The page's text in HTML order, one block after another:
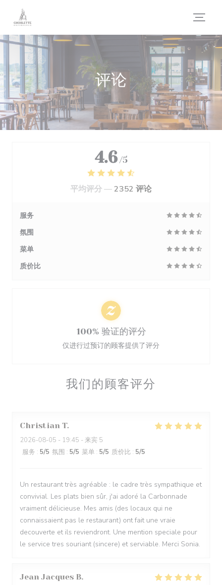
Cookie管理面板
评论
我们的顾客评分
Christian T
2026-08-05 - 19:45 - 来宾 5
服务 : 5/5 氛围 : 5/5 菜单 : 5/5 质价比 : 5/5
Un restaurant très agréable : le cadre très sympathique et
convivial. Les plats bien sûr, j'ai adoré la Carbonnade
vraiment délicieuse. Mes amis (des locaux qui ne
connaissaient pas le restaurant) ont fait une vraie
decouverte et ils reviendront. Une mention speciale pour
le service tres souriant (sincere) et serviable. Merci Sonia.
Jean Jacques B
4.6 /5
平均评分 —2352 评论
服务
氛围
菜单
质价比
100% 验证的评分
仅进行过预订的顾客提供了评分